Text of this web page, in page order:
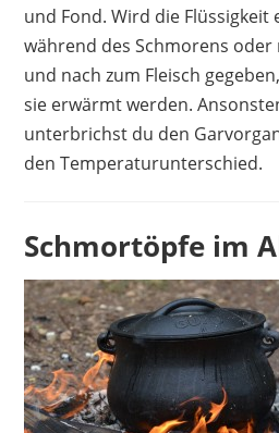
und Fond. Wird die Flüssigkeit
während des Schmorens oder
und nach zum Fleisch
sie erwärmt werden.
unterbrichst du den
den Temperaturunterschied.
Schmortöpfe im